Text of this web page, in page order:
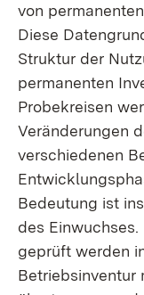
von
Diese
Struktur der
permanenten
Probekreisen
Veränderungen
verschiedenen
Bedeutung ist
des
geprüft werden
Betriebsinventur